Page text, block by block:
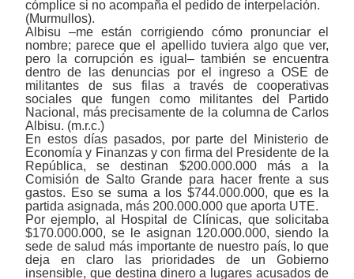
cómplice si no acompaña el pedido de interpelación.
(Murmullos).
Albisu‒me están corrigiendo cómo pronunciar el
nombre; parece que el apellido tuviera algo que ver,
pero la corrupción es igual‒ también se encuentra
dentro de las denuncias por el ingreso a OSE de
militantes de sus filas a través de cooperativas
sociales que fungen como militantes del Partido
Nacional, más precisamente de la columna de Carlos
Albisu. (m.r.c.)
En estos días pasados, por parte del Ministerio de
Economía y Finanzas y con firma del Presidente de la
República, se destinan $200.000.000 más a la
Comisión de Salto Grande para hacer frente a sus
gastos. Eso se suma a los $744.000.000, que es la
partida asignada, más 200.000.000 que aporta UTE.
Por ejemplo, al Hospital de Clínicas, que solicitaba
$170.000.000, se le asignan 120.000.000, siendo la
sede de salud más importante de nuestro país, lo que
deja en claro las prioridades de un Gobierno
insensible, que destina dinero a lugares acusados de